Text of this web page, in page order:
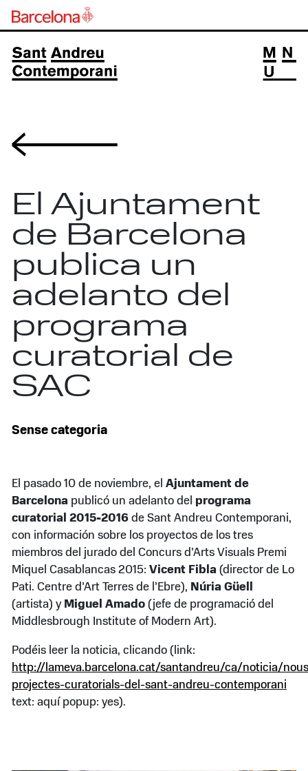
El Ajuntament
de Barcelona
publica un
adelanto del
programa
curatorial de
SAC
Sense categoria
El pasado 10 de noviembre, elAjuntament de
Barcelona publicó un adelanto del programa
curatorial 2015-2016 de Sant Andreu Contemporani,
con información sobre los proyectos de los tres
miembros del jurado del Concurs d’Arts Visuals Premi
Miquel Casablancas 2015:Vicent Fibla (director de Lo
Pati. Centre d’Art Terres de l’Ebre), Núria Güell
(artista) y Miguel Amado (jefe de programació del
Middlesbrough Institute of Modern Art).
Podéis leer la noticia, clicando (link:
http://lameva.barcelona.cat/santandreu/ca/noticia/
projectes-curatorials-del-sant-andreu-contemporani
text: aquí popup: yes).